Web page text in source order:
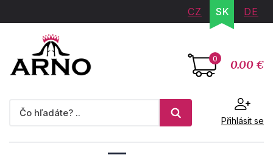
CZ SK DE
0 0.00 €
Přihlásit se